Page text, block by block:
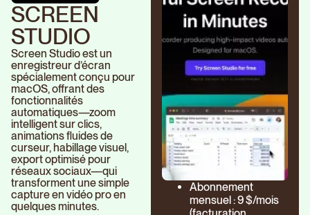
SCREEN
STUDIO
Screen Studio est un
enregistreur d’écran
spécialement conçu pour
macOS, offrant des
fonctionnalités
automatiques—zoom
intelligent sur clics,
animations fluides de
curseur, habillage visuel,
export optimisé pour
réseaux sociaux—qui
transforment une simple
capture en vidéo pro en
quelques minutes.
Abonnement
mensuel : 9 $/mois